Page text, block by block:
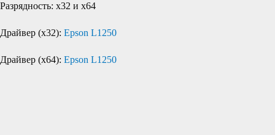
Разрядность: x32 и x64
Драйвер (x32): Epson L1250
Драйвер (x64): Epson L1250